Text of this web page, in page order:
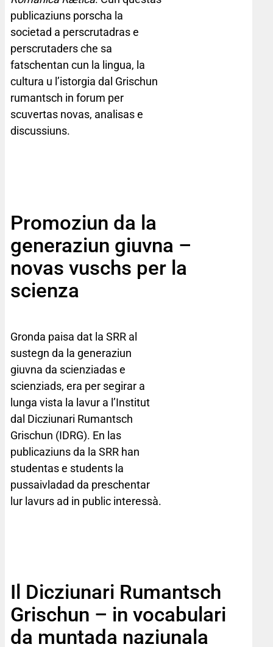
publicaziuns porscha la
societad a perscrutadras e
perscrutaders che sa
fatschentan cun la lingua, la
cultura u l’istorgia dal Grischun
rumantsch in forum per
scuvertas novas, analisas e
discussiuns.
Promoziun da la
generaziun giuvna –
novas vuschs per la
scienza
Gronda paisa dat la SRR al
sustegn da la generaziun
giuvna da scienziadas e
scienziads, era per segirar a
lunga vista la lavur a l’Institut
dal Dicziunari Rumantsch
Grischun (IDRG). En las
publicaziuns da la SRR han
studentas e students la
pussaivladad da preschentar
lur lavurs ad in public interessà.
Il Dicziunari Rumantsch
Grischun – in vocabulari
da muntada naziunala